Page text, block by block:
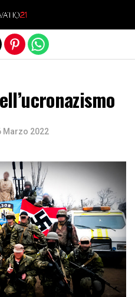
Marzo 2022
version